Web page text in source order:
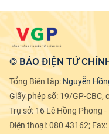
hoặc www.baochinhphu.vn,
từ các nguồn này.
© BÁO ĐIỆN TỬ
Tổng Biên tập: Nguyễn
Giấy phép số: 19/GP-
Trụ sở: 16 Lê Hồng Phong
Điện thoại: 080 43162;